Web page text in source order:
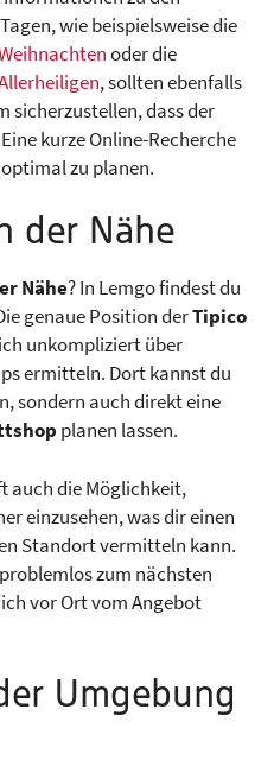
wie beispielsweise die
oder die
, sollten ebenfalls
sicherzustellen, dass der
kurze Online-Recherche
zu planen.
der Nähe
Nähe? In Lemgo findest du
genaue Position derTipico
unkompliziert über
ermitteln. Dort kannst du
sondern auch direkt eine
planen lassen.
auch die Möglichkeit,
einzusehen, was dir einen
Standort vermitteln kann.
zum nächsten
vor Ort vom Angebot
Umgebung